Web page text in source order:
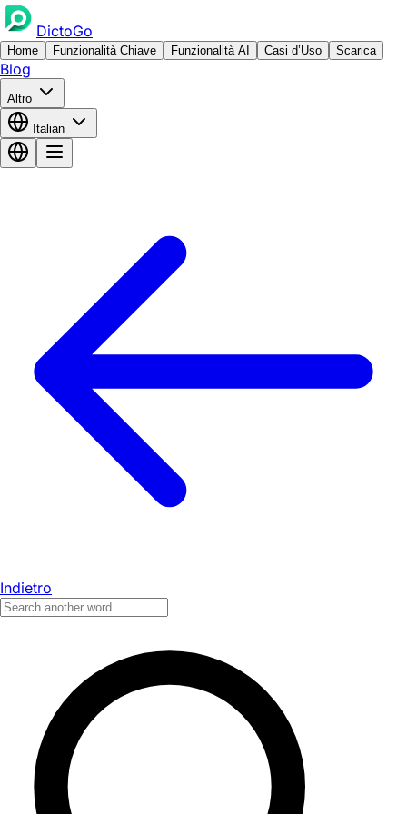
DictoGo
Home Funzionalità Chiave Funzionalità AI Casi d’Uso Scarica
Blog
Altro
Italian
Indietro